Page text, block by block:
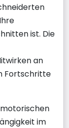
ist. Die
an
Fortschritte
im